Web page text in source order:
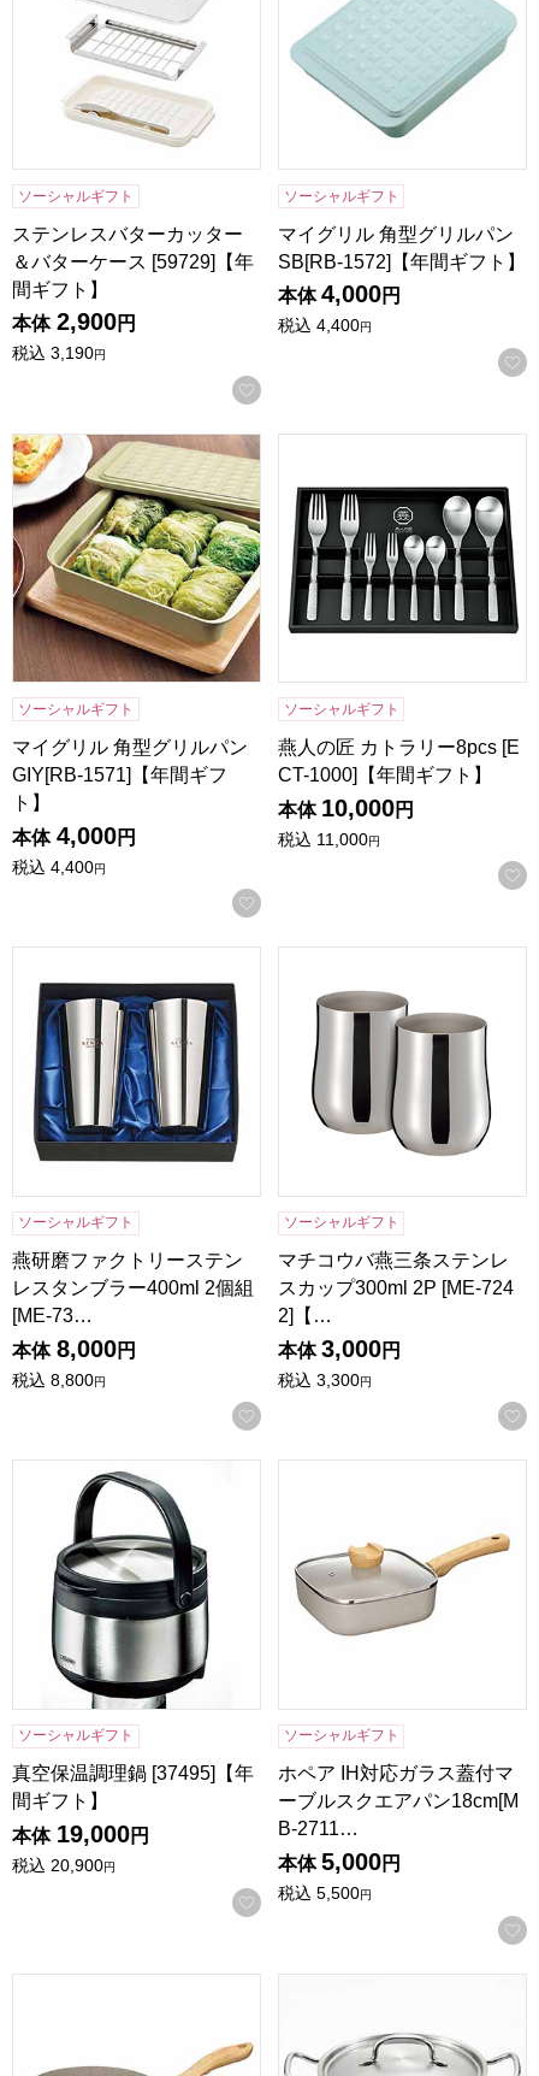
ソーシャルギフト
ステンレスバターカッター
＆バターケース [59729]【年
間ギフト】
本体 2,900円
税込 3,190円
お気に入りに登録する
ソーシャルギフト
マイグリル 角型グリルパン
SB[RB-1572]【年間ギフト】
本体 4,000円
税込 4,400円
マイグリル 角型グリルパン GIY[RB-1571]【年間ギフト】
ソーシャルギフト
マイグリル 角型グリルパン
GIY[RB-1571]【年間ギフ
ト】
本体 4,000円
税込 4,400円
お気に入りに登録する
ソーシャルギフト
燕人の匠 カトラリー8pcs [E
CT-1000]【年間ギフト】
本体 10,000円
税込 11,000円
ソーシャルギフト
燕研磨ファクトリーステン
レスタンブラー400ml 2個組
[ME-73…
本体 8,000円
税込 8,800円
お気に入りに登録する
ソーシャルギフト
マチコウバ燕三条ステンレ
スカップ300ml 2P [ME-724
2]【…
本体 3,000円
税込 3,300円
真空保温調理鍋 [37495]【年間ギフト】
ソーシャルギフト
真空保温調理鍋 [37495]【年
間ギフト】
本体 19,000円
税込 20,900円
お気に入りに登録する
ソーシャルギフト
ホペア IH対応ガラス蓋付マ
ーブルスクエアパン18cm[M
B-2711…
本体 5,000円
税込 5,500円